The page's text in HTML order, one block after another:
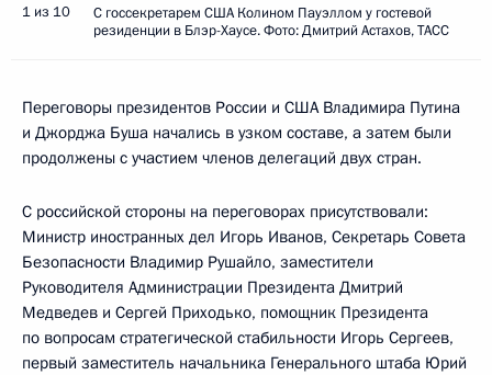
1 из 10
С госсекретарем США Колином Пауэллом у гостевой
резиденции в Блэр-Хаусе. Фото: Дмитрий Астахов, ТАСС
Переговоры президентов России и США Владимира Путина
и Джорджа Буша начались в узком составе, а затем были
продолжены с участием членов делегаций двух стран.
С российской стороны на переговорах присутствовали:
Министр иностранных дел Игорь Иванов, Секретарь Совета
Безопасности Владимир Рушайло, заместители
Руководителя Администрации Президента Дмитрий
Медведев и Сергей Приходько, помощник Президента
по вопросам стратегической стабильности Игорь Сергеев,
первый заместитель начальника Генерального штаба Юрий